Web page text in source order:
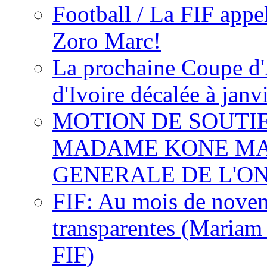
Football / La FIF
Zoro Marc!
La prochaine Coupe
d'Ivoire décalée à
MOTION DE
MADAME KONE
GENERALE DE
FIF: Au mois de
transparentes
FIF)